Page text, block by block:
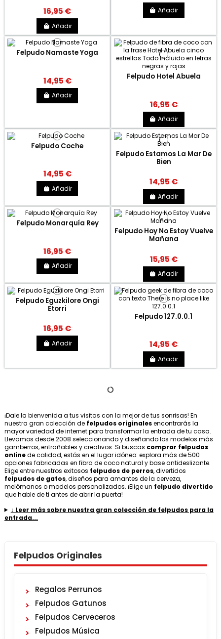
16,95 €
Añadir
Añadir
Felpudo Namaste Yoga
14,95 €
Añadir
Felpudo Hotel Abuela
16,95 €
Añadir
Felpudo Coche
14,95 €
Añadir
Felpudo Estamos La Mar De
Bien
14,95 €
Añadir
Felpudo Monarquía Rey
16,95 €
Añadir
Felpudo Hoy No Estoy Vuelve
Mañana
15,95 €
Añadir
Felpudo Eguzkilore Ongi
Etorri
16,95 €
Añadir
Felpudo 127.0.0.1
14,95 €
Añadir
¡Dale la bienvenida a tus visitas con la mejor de tus sonrisas! En
nuestra gran colección de felpudos originalesencontrarás la
mayor variedad de internet para transformar la entrada de tu casa.
Llevamos desde 2008 seleccionando y diseñando los modelos más
gamberros, entrañables y creativos. Si buscas comprar felpudos
onlinede calidad, estás en el lugar idóneo: explora más de 500
opciones fabricadas en fibra de coco natural y base antideslizante.
Elige entre nuestros exitosos felpudos de perros, divertidos
felpudos de gatos, diseños para amantes de la cerveza,
melómanos o modelos personalizados. ¡Elige un felpudo divertido
que hable de ti antes de abrir la puerta!
↓ Leer más sobre nuestra gran colección de felpudos para la
entrada...
Felpudos Originales
Regalos Perrunos
Felpudos Gatunos
Felpudos Cerveceros
Felpudos Música